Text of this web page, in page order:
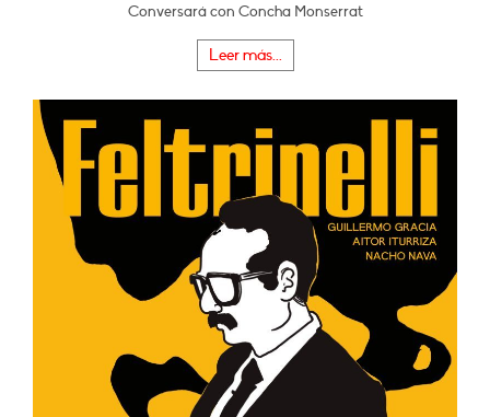
Conversará con Concha Monserrat
Leer más...